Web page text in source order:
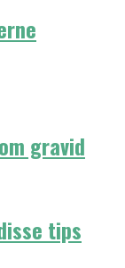
gravid
tips